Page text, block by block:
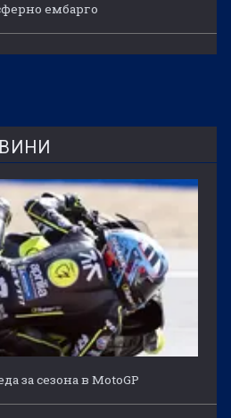
ембарго
за сезона в MotoGP